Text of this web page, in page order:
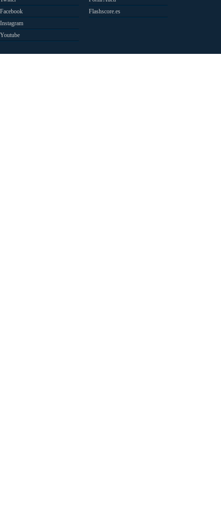
Facebook
Instagram
Youtube
Flashscore.es